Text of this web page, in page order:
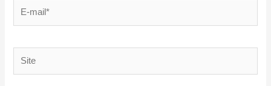
mail*